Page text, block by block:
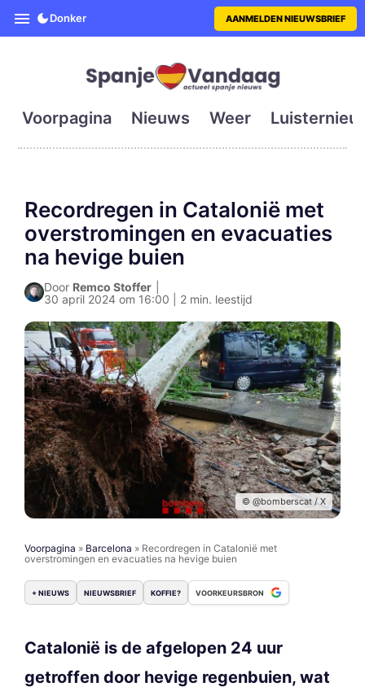
SpanjeVandaag is de eerste
Donker AANMELDEN NIEUWSBRIEF
Voorpagina Nieuws Weer
Recordregen in Catalonië met
overstromingen en evacuaties
na hevige buien
Door Remco Stoffer
30 april 2024 om 16:00 | 2 min. leestijd
© @bomberscat / X
Voorpagina » Barcelona » Recordregen in Catalonië met
overstromingen en evacuaties na hevige buien
+ NIEUWS NIEUWSBRIEF KOFFIE? VOORKEURSBRON
Catalonië is de afgelopen 24 uur
getroffen door hevige regenbuien, wat